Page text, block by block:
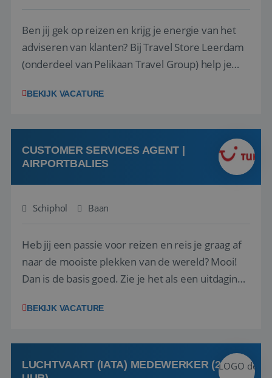
Ben jij gek op reizen en krijg je energie van het
adviseren van klanten? Bij Travel Store Leerdam
(onderdeel van Pelikaan Travel Group) help je
vinden. Samen maken we van elke reis een
hebt in de reisbranche of j...
BEKIJK VACATURE
CUSTOMER SERVICES AGENT |
AIRPORTBALIES
Schiphol Baan
Heb jij een passie voor reizen en reis je graag af
naar de mooiste plekken van de wereld? Mooi!
Dan is de basis goed. Zie je het als een uitdaging
het samenstellen en boeken van de perfecte
deze onderdelen zijn nu samen gevoegd...
BEKIJK VACATURE
LUCHTVAART (IATA) MEDEWERKER (24-32